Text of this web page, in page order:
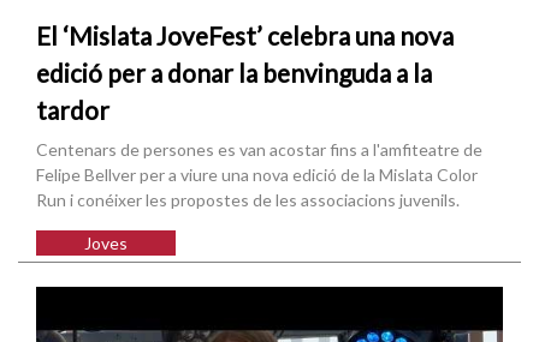
El ‘Mislata JoveFest’ celebra una nova
edició per a donar la benvinguda a la
tardor
Centenars de persones es van acostar fins a l'amfiteatre de
Felipe Bellver per a viure una nova edició de la Mislata Color
Run i conéixer les propostes de les associacions juvenils.
Joves